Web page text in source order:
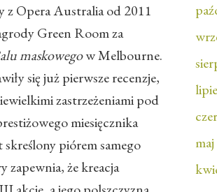
Opera Australia od 2011
Green Room za
maskowegow Melbourne.
się już pierwsze recenzje,
zastrzeżeniami pod
miesięcznika
piórem samego
zapewnia, że kreacja